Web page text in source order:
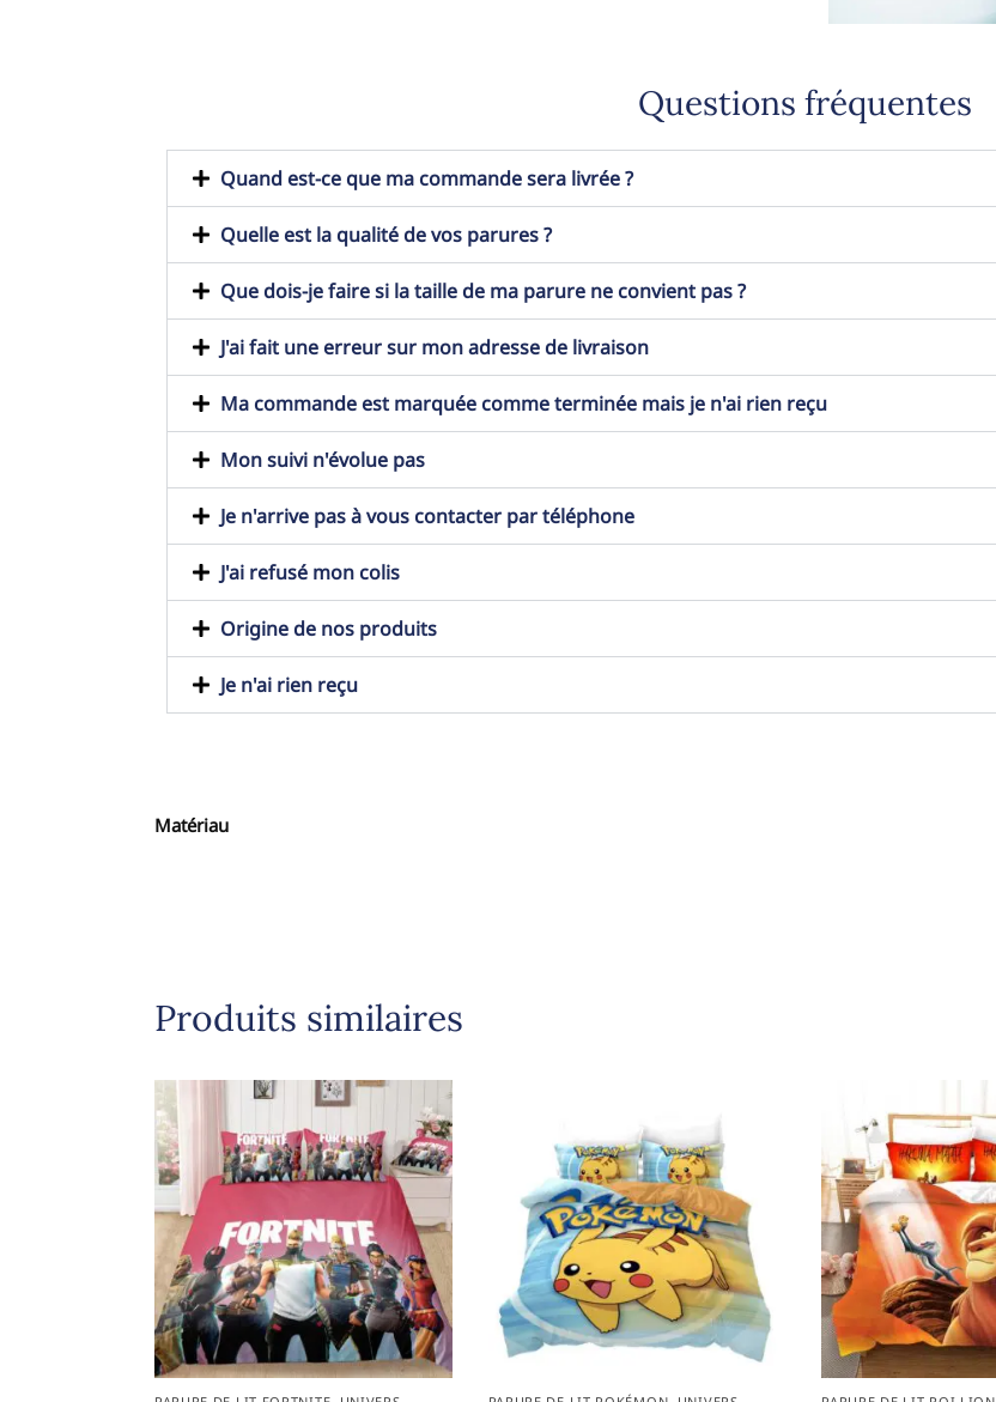
Questions fréquentes
Quand est-ce que ma commande sera livrée ?
Quelle est la qualité de vos parures ?
Que dois-je faire si la taille de ma parure ne convient pas ?
J'ai fait une erreur sur mon adresse de livraison
Ma commande est marquée comme terminée mais je n'ai rien reçu
Mon suivi n'évolue pas
Je n'arrive pas à vous contacter par téléphone
J'ai refusé mon colis
Origine de nos produits
Je n'ai rien reçu
Matériau
Produits similaires